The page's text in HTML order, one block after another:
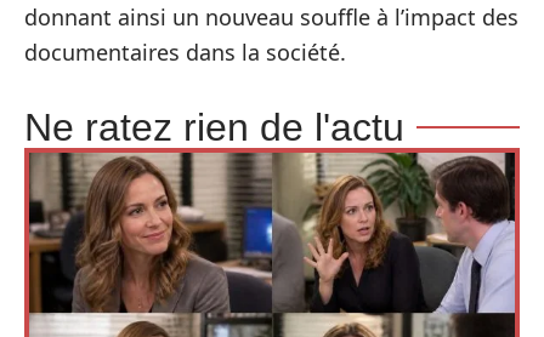
donnant ainsi un nouveau souffle à l’impact des
documentaires dans la société.
Ne ratez rien de l'actu